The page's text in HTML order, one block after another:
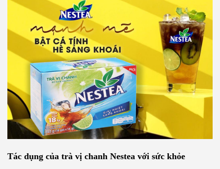
Tác dụng của trà vị chanh Nestea với sức khỏe